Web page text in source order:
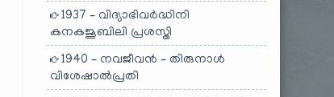
1937 – വിദ്യാഭിവർദ്ധിനി
കനകജൂബിലി പ്രശസ്തി
1940 – നവജീവൻ – തിരുനാൾ
വിശേഷാൽപ്രതി